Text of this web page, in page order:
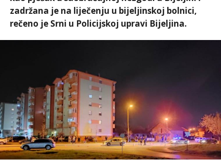
zadržana je na liječenju u bijeljinskoj bolnici,
rečeno je Srni u Policijskoj upravi Bijeljina.